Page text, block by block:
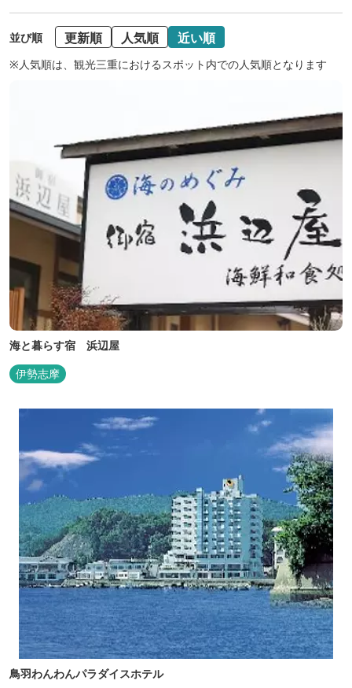
並び順 更新順 人気順 近い順
※人気順は、観光三重におけるスポット内での人気順となります
海と暮らす宿 浜辺屋
伊勢志摩
鳥羽わんわんパラダイスホテル